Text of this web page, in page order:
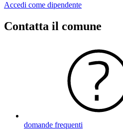
Accedi come dipendente
Contatta il comune
domande frequenti